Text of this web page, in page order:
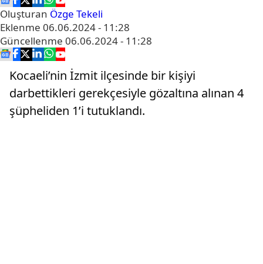
Oluşturan Özge Tekeli
Eklenme 06.06.2024 - 11:28
Güncellenme 06.06.2024 - 11:28
Kocaeli’nin İzmit ilçesinde bir kişiyi
darbettikleri gerekçesiyle gözaltına alınan 4
şüpheliden 1’i tutuklandı.